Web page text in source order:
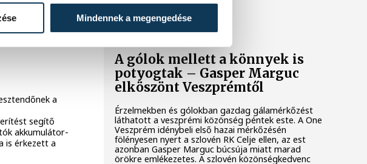
Mindennek a megengedése
a
segítő
akkumulátor-
is érkezett a
A gólok mellett a könnyek is
potyogtak – Gasper Marguc
elköszönt Veszprémtől
Érzelmekben és gólokban gazdag gálamérkőzést
láthatott a veszprémi közönség péntek este. A One
Veszprém idénybeli első hazai mérkőzésén
fölényesen nyert a szlovén RK Celje ellen, az est
azonban Gasper Marguc búcsúja miatt marad
örökre emlékezetes. A szlovén közönségkedvenc